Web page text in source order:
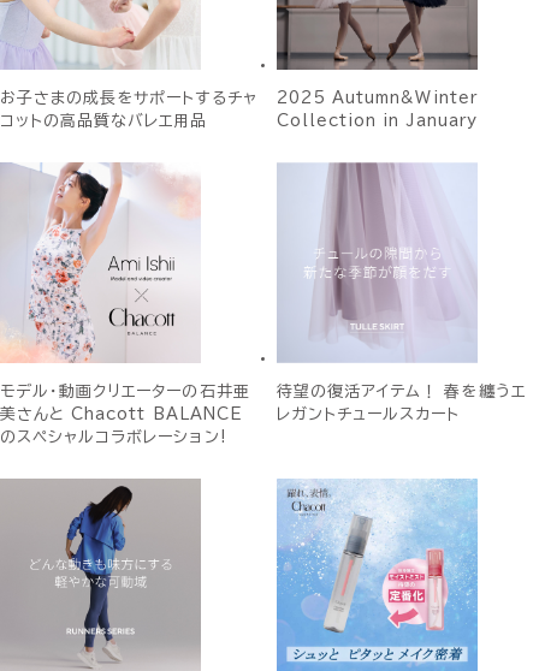
お子さまの成長をサポートするチャ
コットの高品質なバレエ用品
2025 Autumn&Winter
Collection in January
モデル・動画クリエーターの石井亜
美さんと Chacott BALANCE
のスペシャルコラボレーション!
待望の復活アイテム！ 春を纏うエ
レガントチュールスカート